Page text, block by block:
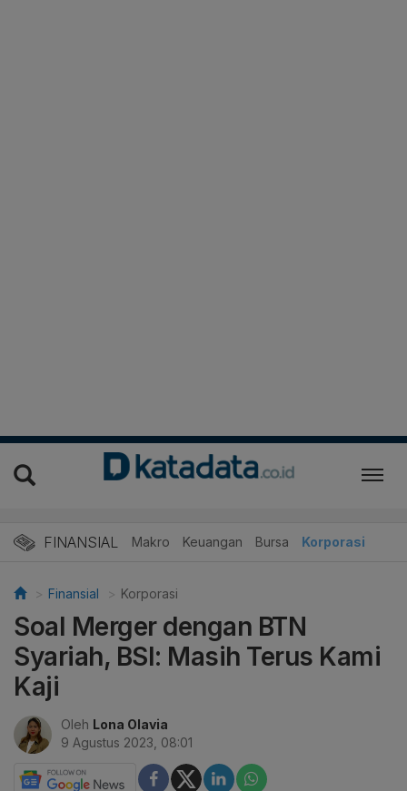
FINANSIAL Makro Keuangan Bursa Korporasi
Finansial Korporasi
Soal Merger dengan BTN
Syariah, BSI: Masih Terus Kami
Kaji
Oleh Lona Olavia
9 Agustus 2023, 08:01